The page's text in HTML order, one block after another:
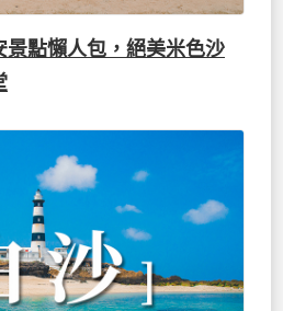
景點懶人包，絕美米色沙